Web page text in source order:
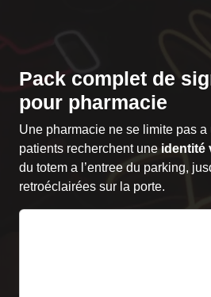
Pack complet de
pour pharmacie
Une pharmacie ne se limite pas a
patients recherchent une identité
du totem a l’entree du parking,
retroéclairées sur la porte.